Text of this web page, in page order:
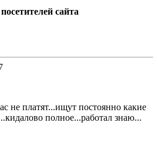
сайта
не платят...ищут постоянно какие
полное...работал знаю...